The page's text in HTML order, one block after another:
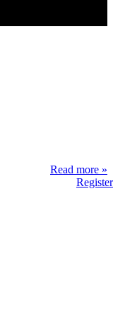
Read more »
Register